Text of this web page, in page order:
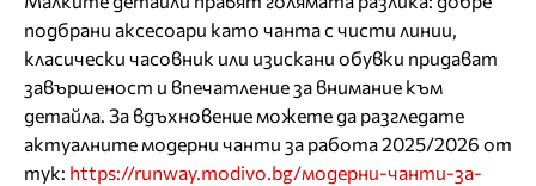
подбрани аксесоари като чанта с чисти линии,
класически часовник или изискани обувки придават
завършеност и впечатление за внимание към
детайла. За вдъхновение можете да разгледате
актуалните модерни чанти за работа 2025/2026 от
тук: https://runway.modivo.bg/модерни-чанти-за-